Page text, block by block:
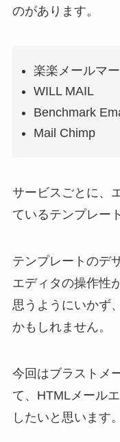
のがあります。
楽楽メールマ
WILL MAIL
Benchmark
Mail Chimp
サービスごとに、
ているテンプレー
テンプレートのデ
エディタの操作性
思うようにいかず
かもしれません。
今回はブラストメ
て、HTMLメール
したいと思います。